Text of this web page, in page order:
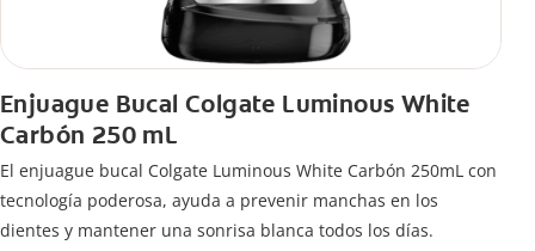
Enjuague Bucal Colgate Luminous White
Carbón 250 mL
El enjuague bucal Colgate Luminous White Carbón 250mL con
tecnología poderosa, ayuda a prevenir manchas en los
dientes y mantener una sonrisa blanca todos los días.